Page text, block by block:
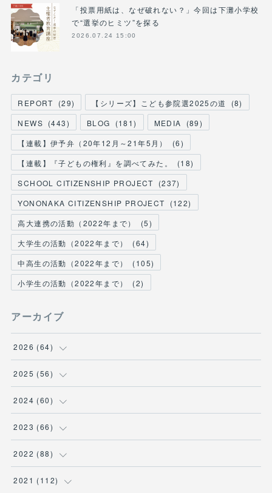
「投票用紙は、なぜ破れない？」今回は下灘小学校
で“選挙のヒミツ”を探る
2026.07.24 15:00
カテゴリ
REPORT (29) 【シリーズ】こども参院選2025の道 (8)
NEWS (443) BLOG (181) MEDIA (89)
【連載】伊予弁（20年12月～21年5月）
(6)
【連載】『子どもの権利』を調べてみた。
(18)
SCHOOL CITIZENSHIP PROJECT
(237)
YONONAKA CITIZENSHIP PROJECT
(122)
高大連携の活動（2022年まで）
(5)
大学生の活動（2022年まで）
(64)
中高生の活動（2022年まで）
(105)
小学生の活動（2022年まで）
(2)
アーカイブ
2026 (64)
(2)
(6)
(9)
( 11
2025 (56)
(1)
(2)
(1)
( 5 )
2024 (60)
(12
(13
( 12)
2023 (66)
(1)
( 5 )
2022 (88)
( 12)
2021 (112)